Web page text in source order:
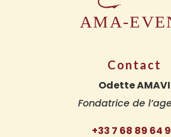
Contact
Odette AMAVI
Fondatrice de
+33 7 68 89 64